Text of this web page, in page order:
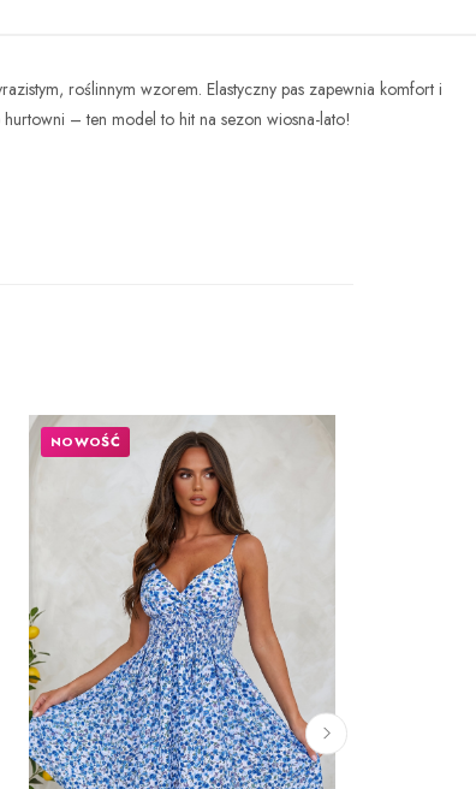
roślinnym wzorem. Elastyczny pas zapewnia komfort i
– ten model to hit na sezon wiosna-lato!
NOWOŚĆ